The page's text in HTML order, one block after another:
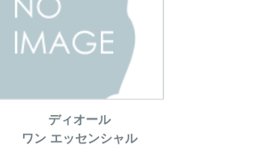
ディオール
ワン エッセンシャル